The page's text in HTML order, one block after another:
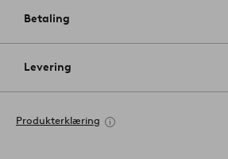
Betaling
Levering
Produkterklæring